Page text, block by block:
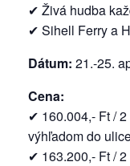
✔ Živá hudba
✔ Sihell Ferry a
Dátum: 21.-25.
Cena:
✔ 160.004,- Ft /
výhľadom do
✔ 163.200,- Ft /